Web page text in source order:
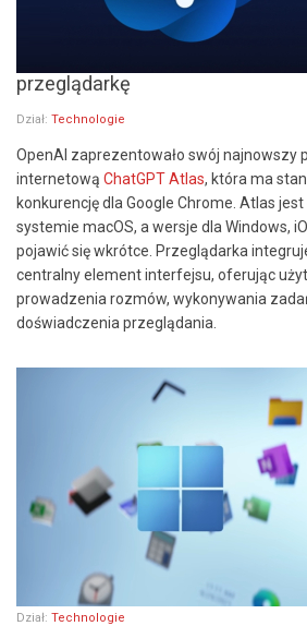
przeglądarkę
Dział: Technologie
OpenAI zaprezentowało swój najnowszy
internetową ChatGPT Atlas, która ma
konkurencję dla Google Chrome. Atlas
systemie macOS, a wersje dla Windows,
pojawić się wkrótce. Przeglądarka
centralny element interfejsu, oferując
prowadzenia rozmów, wykonywania
doświadczenia przeglądania.
Dział: Technologie